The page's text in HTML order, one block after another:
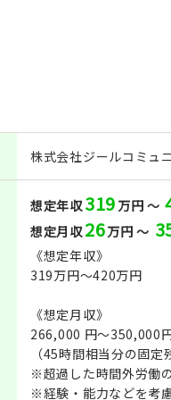
株式会社ジールコミュ
想定年収319 万円 ～
想定月収26万円 ～
《想定年収》
319万円～420万円
《想定月収》
266,000 円～350,000
（45時間相当分の固定
※超過した時間外労働
※経験・能力などを考